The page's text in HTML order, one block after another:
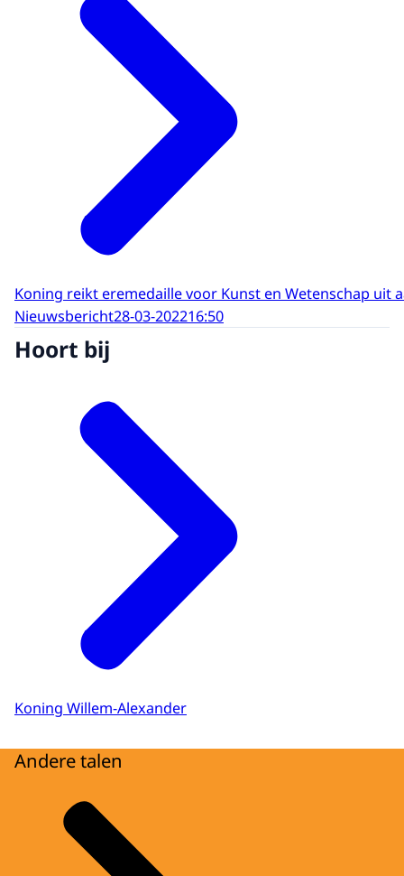
Koning reikt eremedaille voor Kunst en Wetenschap uit
Nieuwsbericht28-03-202216:50
Hoort bij
Koning Willem-Alexander
Andere talen